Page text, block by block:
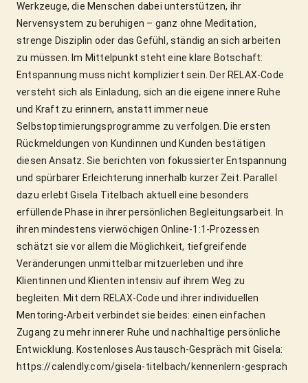
Werkzeuge, die Menschen dabei unterstützen, ihr
Nervensystem zu beruhigen – ganz ohne Meditation,
strenge Disziplin oder das Gefühl, ständig an sich arbeiten
zu müssen. Im Mittelpunkt steht eine klare Botschaft:
Entspannung muss nicht kompliziert sein. Der RELAX-Code
versteht sich als Einladung, sich an die eigene innere Ruhe
und Kraft zu erinnern, anstatt immer neue
Selbstoptimierungsprogramme zu verfolgen. Die ersten
Rückmeldungen von Kundinnen und Kunden bestätigen
diesen Ansatz. Sie berichten von fokussierter Entspannung
und spürbarer Erleichterung innerhalb kurzer Zeit. Parallel
dazu erlebt Gisela Titelbach aktuell eine besonders
erfüllende Phase in ihrer persönlichen Begleitungsarbeit. In
ihren mindestens vierwöchigen Online-1:1-Prozessen
schätzt sie vor allem die Möglichkeit, tiefgreifende
Veränderungen unmittelbar mitzuerleben und ihre
Klientinnen und Klienten intensiv auf ihrem Weg zu
begleiten. Mit dem RELAX-Code und ihrer individuellen
Mentoring-Arbeit verbindet sie beides: einen einfachen
Zugang zu mehr innerer Ruhe und nachhaltige persönliche
Entwicklung. Kostenloses Austausch-Gespräch mit Gisela:
https://calendly.com/gisela-titelbach/kennenlern-gesprach